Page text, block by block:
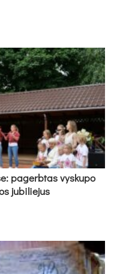
pa­gerb­tas vys­ku­po
ju­bi­lie­jus